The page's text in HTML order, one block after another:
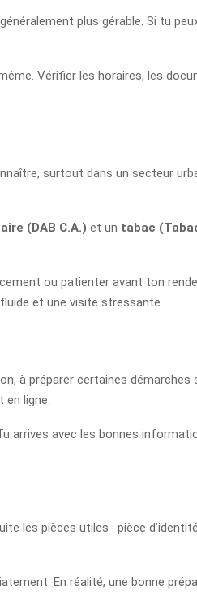
plus gérable. Si tu
Vérifier les horaires, les
surtout dans un secteur
(DAB C.A.) et un tabac
ou patienter avant ton
et une visite stressante.
à préparer certaines démarches
ligne.
arrives avec les bonnes
les pièces utiles : pièce
En réalité, une bonne